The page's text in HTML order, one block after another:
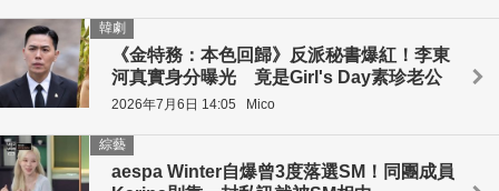
《金特務：本色回歸》反派秘書爆紅！李東
河真實身分曝光 竟是Girl's Day素珍老公
韓劇
2026年7月6日 14:05 Mico
aespa Winter自爆曾3度落選SM！同團成員
綜藝